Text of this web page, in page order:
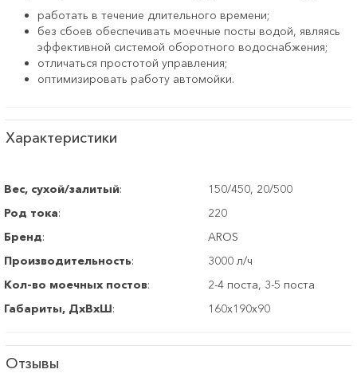
работать в течение длительного времени;
без сбоев обеспечивать моечные посты водой, являясь
эффективной системой оборотного водоснабжения;
отличаться простотой управления;
оптимизировать работу автомойки.
Характеристики
Вес, сухой/залитый:
150/450, 20/500
Род тока:
220
Бренд:
AROS
Производительность:
3000 л/ч
Кол-во моечных постов:
2-4 поста, 3-5 поста
Габариты, ДхВхШ: 160х190х90
Отзывы